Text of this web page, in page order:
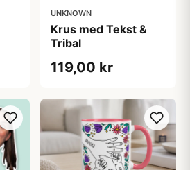
UNKNOWN
Krus med Tekst &
Tribal
119,00 kr